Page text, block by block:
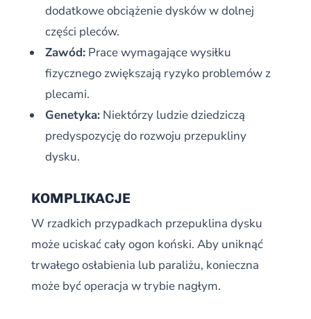
dodatkowe obciążenie dysków w dolnej
części pleców.
Zawód:Prace wymagające wysiłku
fizycznego zwiększają ryzyko problemów z
plecami.
Genetyka:Niektórzy ludzie dziedziczą
predyspozycję do rozwoju przepukliny
dysku.
KOMPLIKACJE
W rzadkich przypadkach przepuklina dysku
może uciskać cały ogon koński. Aby uniknąć
trwałego osłabienia lub paraliżu, konieczna
może być operacja w trybie nagłym.